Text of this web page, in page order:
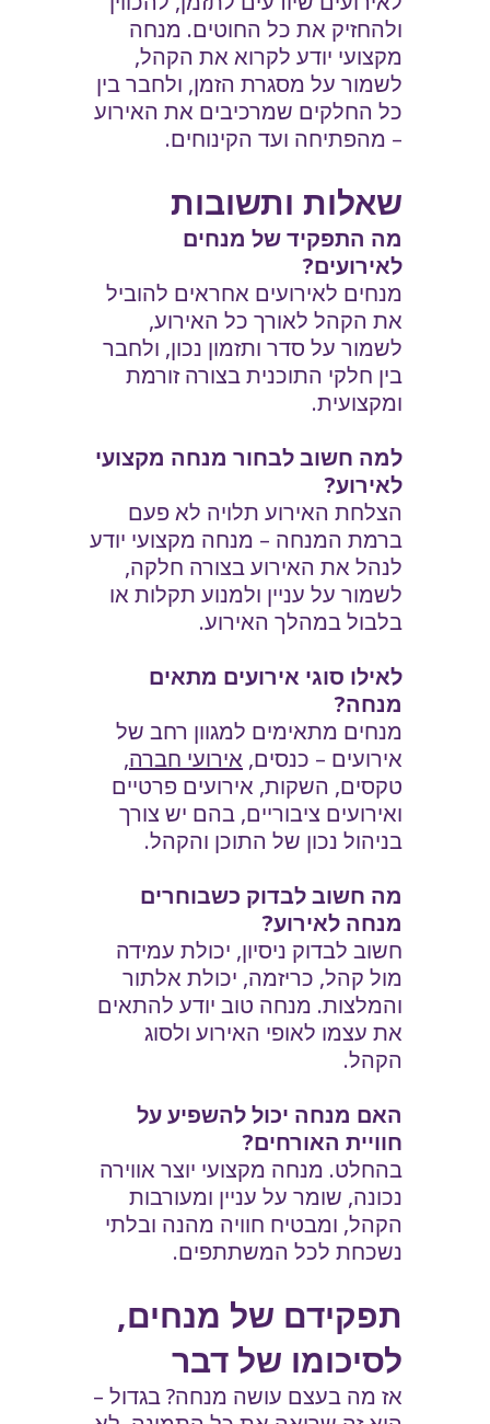
ולהחזיק את כל החוטים. מנחה
מקצועי יודע לקרוא את הקהל,
לשמור על מסגרת הזמן, ולחבר בין
כל החלקים שמרכיבים את האירוע
– מהפתיחה ועד הקינוחים.
שאלות ותשובות
מה התפקיד של מנחים
לאירועים?
מנחים לאירועים אחראים להוביל
את הקהל לאורך כל האירוע,
לשמור על סדר ותזמון נכון, ולחבר
בין חלקי התוכנית בצורה זורמת
ומקצועית.
למה חשוב לבחור מנחה מקצועי
לאירוע?
הצלחת האירוע תלויה לא פעם
ברמת המנחה – מנחה מקצועי יודע
לנהל את האירוע בצורה חלקה,
לשמור על עניין ולמנוע תקלות או
בלבול במהלך האירוע.
לאילו סוגי אירועים מתאים
מנחה?
מנחים מתאימים למגוון רחב של
אירועים – כנסים, אירועי חברה,
טקסים, השקות, אירועים פרטיים
ואירועים ציבוריים, בהם יש צורך
בניהול נכון של התוכן והקהל.
מה חשוב לבדוק כשבוחרים
מנחה לאירוע?
חשוב לבדוק ניסיון, יכולת עמידה
מול קהל, כריזמה, יכולת אלתור
והמלצות. מנחה טוב יודע להתאים
את עצמו לאופי האירוע ולסוג
הקהל.
האם מנחה יכול להשפיע על
חוויית האורחים?
בהחלט. מנחה מקצועי יוצר אווירה
נכונה, שומר על עניין ומעורבות
הקהל, ומבטיח חוויה מהנה ובלתי
נשכחת לכל המשתתפים.
תפקידם של מנחים,
לסיכומו של דבר
אז מה בעצם עושה מנחה? בגדול –